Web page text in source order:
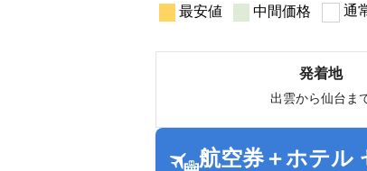
最安値 中間価格 通
発着地
出雲から仙台ま
航空券＋ホテル